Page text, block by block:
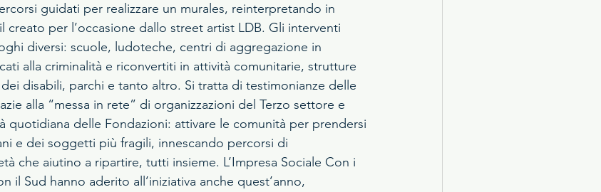
guidati per realizzare un murales, reinterpretando in
creato per l’occasione dallo street artist LDB. Gli interventi
diversi: scuole, ludoteche, centri di aggregazione in
alla criminalità e riconvertiti in attività comunitarie, strutture
disabili, parchi e tanto altro. Si tratta di testimonianze delle
alla “messa in rete” di organizzazioni del Terzo settore e
quotidiana delle Fondazioni: attivare le comunità per prendersi
e dei soggetti più fragili, innescando percorsi di
che aiutino a ripartire, tutti insieme. L’Impresa Sociale Con i
il Sud hanno aderito all’iniziativa anche quest’anno,